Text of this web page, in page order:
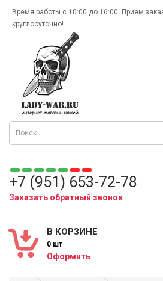
Время работы с 10:00 до 16:00. Прием
круглосуточно!
+7 (951) 653-72-78
Заказать обратный звонок
В КОРЗИНЕ
0 шт
Оформить